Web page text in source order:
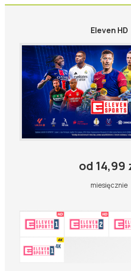
Eleven HD
od 14,99
miesięcznie